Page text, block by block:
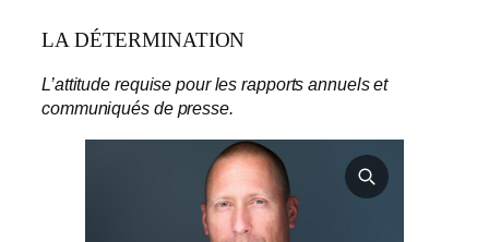
LA DÉTERMINATION
L’attitude requise pour les rapports annuels et
communiqués de presse.